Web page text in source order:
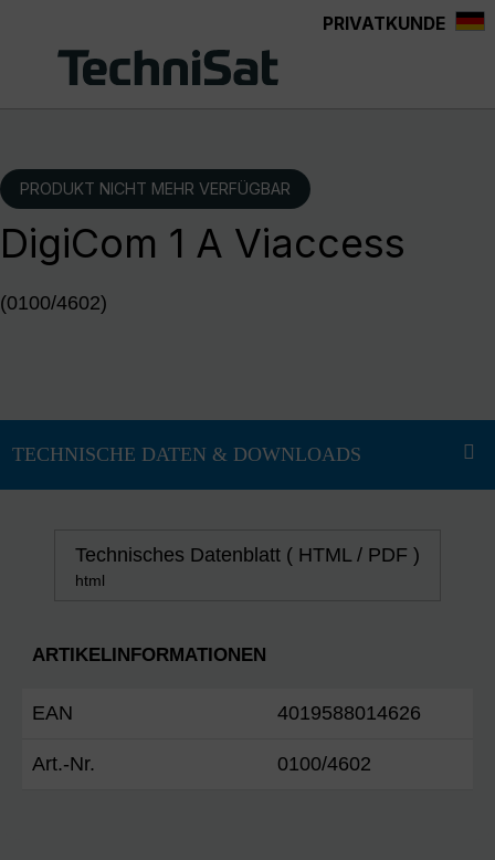
PRIVATKUNDE
PRODUKT NICHT MEHR VERFÜGBAR
DigiCom 1 A Viaccess
(0100/4602)
Technisches Datenblatt ( HTML / PDF )
html
ARTIKELINFORMATIONEN
EAN 4019588014626
Art.-Nr. 0100/4602